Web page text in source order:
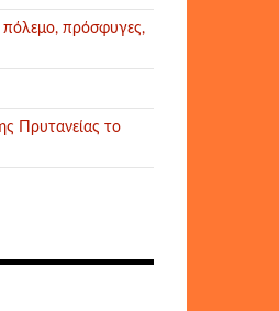
πόλεμο, πρόσφυγες,
Πρυτανείας το